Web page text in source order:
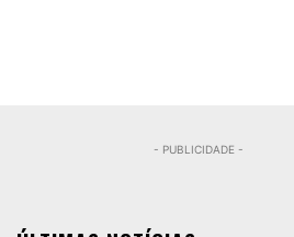
- PUBLICIDADE -